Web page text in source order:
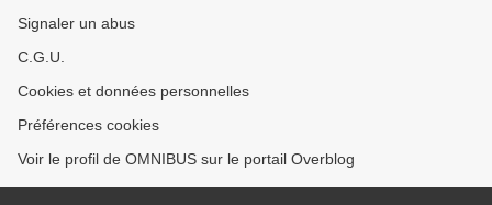
Signaler un abus
C.G.U.
Cookies et données personnelles
Préférences cookies
Voir le profil de OMNIBUS sur le portail Overblog